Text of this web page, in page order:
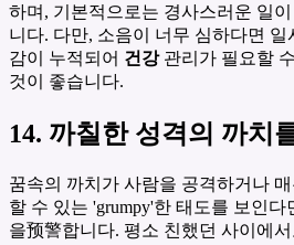
하며, 기본적으로는 경사스러운 일
니다. 다만, 소음이 너무 심하다면
감이 누적되어 건강관리가 필요할
것이 좋습니다.
14. 까칠한 성격의 까치
꿈속의 까치가 사람을 공격하거나
할 수 있는 'grumpy'한 태도를 보인
을预警합니다. 평소 친했던 사이에